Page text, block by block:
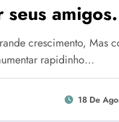
amigos.
crescimento, Mas
rapidinho…
18 De